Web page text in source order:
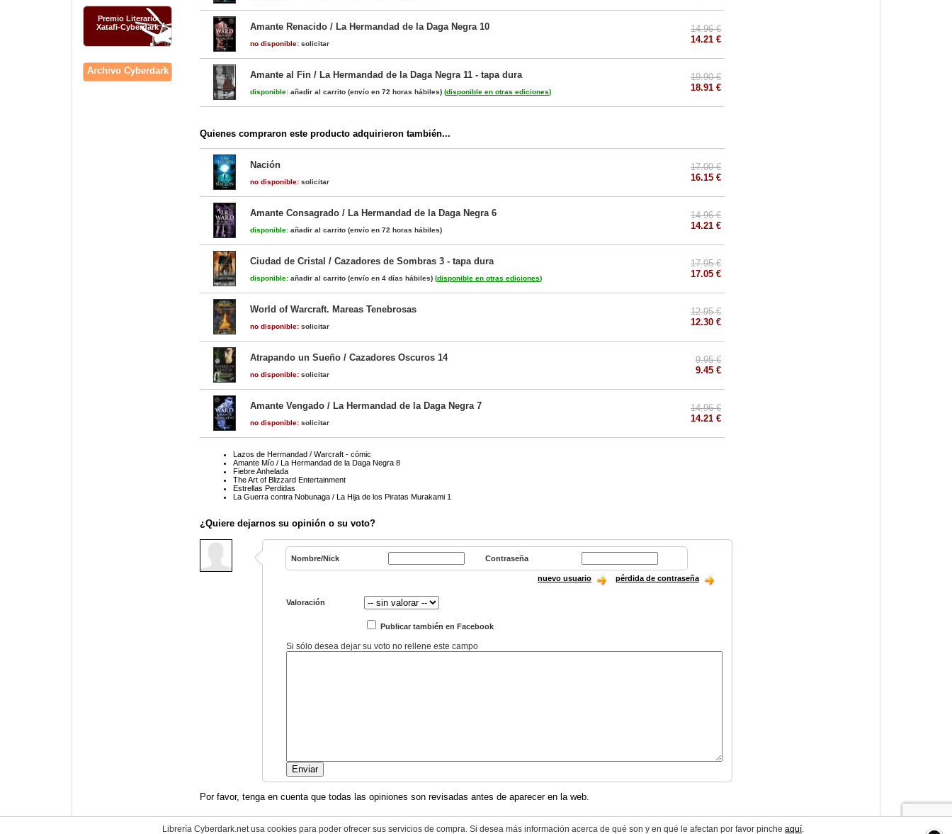
Premio Literario
Xatafi-Cyberdark
Archivo Cyberdark
Amante Renacido / La Hermandad de la Daga Negra 10
no disponible: solicitar
14.96 €
14.21 €
Amante al Fin / La Hermandad de la Daga Negra 11 - tapa dura
disponible: añadir al carrito (envío en 72 horas hábiles) (disponible en otras ediciones)
19.90 €
18.91 €
Quienes compraron este producto adquirieron también...
Nación
no disponible: solicitar
17.00 €
16.15 €
Amante Consagrado / La Hermandad de la Daga Negra 6
disponible: añadir al carrito (envío en 72 horas hábiles)
14.96 €
14.21 €
Ciudad de Cristal / Cazadores de Sombras 3 - tapa dura
disponible: añadir al carrito (envío en 4 días hábiles) (disponible en otras ediciones)
17.95 €
17.05 €
World of Warcraft. Mareas Tenebrosas
no disponible: solicitar
12.95 €
12.30 €
Atrapando un Sueño / Cazadores Oscuros 14
no disponible: solicitar
9.95 €
9.45 €
Amante Vengado / La Hermandad de la Daga Negra 7
no disponible: solicitar
14.96 €
14.21 €
Lazos de Hermandad / Warcraft - cómic
Amante Mío / La Hermandad de la Daga Negra 8
Fiebre Anhelada
The Art of Blizzard Entertainment
Estrellas Perdidas
La Guerra contra Nobunaga / La Hija de los Piratas Murakami 1
¿Quiere dejarnos su opinión o su voto?
Nombre/Nick Contraseña
nuevo usuario pérdida de contraseña
Valoración
Publicar también en Facebook
Si sólo desea dejar su voto no rellene este campo
Por favor, tenga en cuenta que todas las opiniones son revisadas antes de aparecer en la web.
Librería Cyberdark.net usa cookies para poder ofrecer sus servicios de compra. Si desea más información acerca de qué son y en qué le afectan por favor pinche aquí.